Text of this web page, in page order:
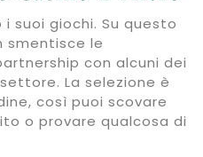
suoi giochi. Su questo
smentisce le
con alcuni dei
La selezione è
così puoi scovare
o provare qualcosa di